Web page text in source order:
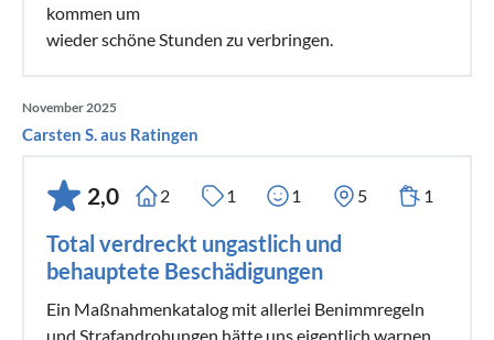
kommen um
wieder schöne Stunden zu verbringen.
November 2025
Carsten S. aus Ratingen
2,0 2 1 1 5 1
Total verdreckt ungastlich und
behauptete Beschädigungen
Ein Maßnahmenkatalog mit allerlei Benimmregeln
und Strafandrohungen hätte uns eigentlich warnen